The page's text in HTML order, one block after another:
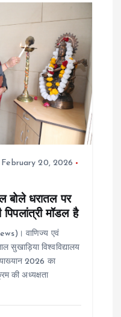
February 20, 2026
बोले धरातल पर
पिपलांत्री मॉडल है
वाणिज्य एवं
सुखाड़िया विश्वविद्यालय
2026 का
की अध्यक्षता